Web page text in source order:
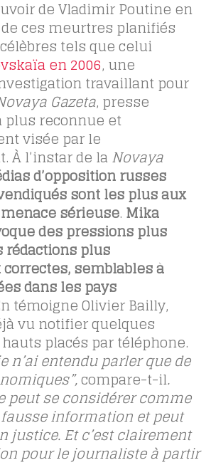
de Vladimir Poutine en
de ces meurtres planifiés
tels que celui
en 2006, une
travaillant pour
Gazeta, presse
plus reconnue et
visée par le
À l’instar de laNovaya
d’opposition russes
sont les plus aux
sérieuse. Mika
des pressions plus
rédactions plus
semblables à
dans les pays
témoigne Olivier Bailly,
vu notifier quelques
placés par téléphone.
n’ai entendu parler que de
compare-t-il.
peut se considérer comme
information et peut
justice. Et c’est clairement
pour le journaliste à partir